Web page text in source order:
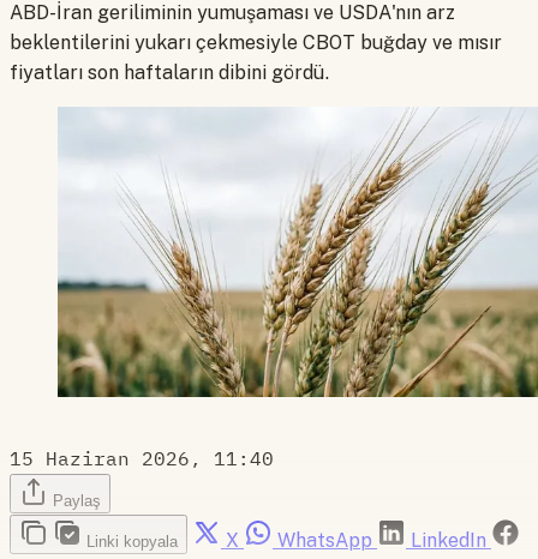
ABD-İran geriliminin yumuşaması ve USDA'nın arz
beklentilerini yukarı çekmesiyle CBOT buğday ve mısır
fiyatları son haftaların dibini gördü.
15 Haziran 2026, 11:40
Paylaş
Linki kopyala X WhatsApp
LinkedIn